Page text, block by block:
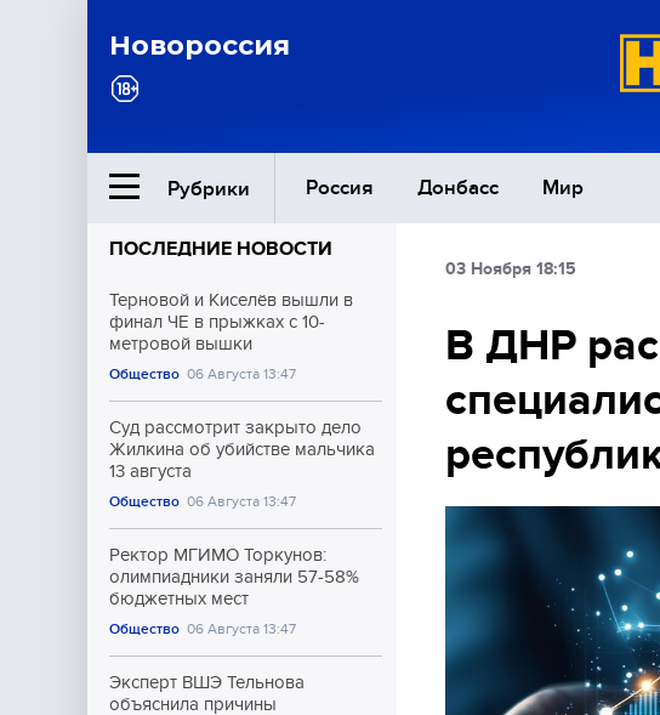
Новороссия
Рубрики Россия Донбасс Мир
Ближний Восток
Общество
Культура
ПОСЛЕДНИЕ НОВОСТИ
Терновой и Киселёв вышли в
финал ЧЕ в прыжках с 10-
метровой вышки
Общество 06 Августа 13:47
Суд рассмотрит закрыто дело
Жилкина об убийстве мальчика
13 августа
Общество 06 Августа 13:47
Ректор МГИМО Торкунов:
олимпиадники заняли 57-58%
бюджетных мест
Общество 06 Августа 13:47
Эксперт ВШЭ Тельнова
объяснила причины
03 Ноября 18:15
В ДНР